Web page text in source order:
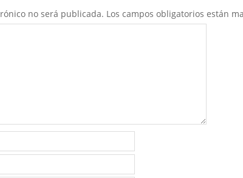
no será publicada. Los campos obligatorios están